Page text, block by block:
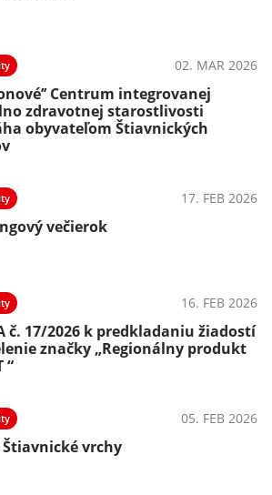
02. MAR 2026
Centrum integrovanej
zdravotnej starostlivosti
obyvateľom Štiavnických
17. FEB 2026
večierok
16. FEB 2026
č. 17/2026 k predkladaniu žiadostí
značky „Regionálny produkt
“
05. FEB 2026
Štiavnické vrchy